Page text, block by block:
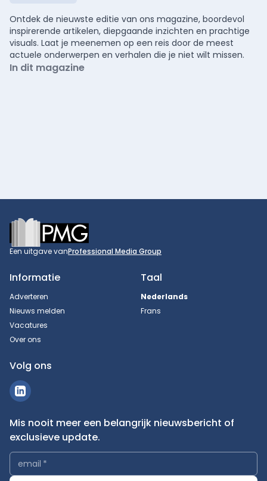
Ontdek de nieuwste editie van ons magazine, boordevol
inspirerende artikelen, diepgaande inzichten en prachtige
visuals. Laat je meenemen op een reis door de meest
actuele onderwerpen en verhalen die je niet wilt missen.
In dit magazine
Footer
Een uitgave vanProfessional Media Group
Informatie
Adverteren
Nieuws melden
Vacatures
Over ons
Taal
Nederlands
Frans
Volg ons
Mis nooit meer een belangrijk nieuwsbericht of
exclusieve update.
email *